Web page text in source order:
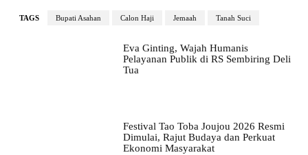
TAGS Bupati Asahan Calon Haji Jemaah Tanah Suci
Eva Ginting, Wajah Humanis
Pelayanan Publik di RS Sembiring Deli
Tua
Festival Tao Toba Joujou 2026 Resmi
Dimulai, Rajut Budaya dan Perkuat
Ekonomi Masyarakat